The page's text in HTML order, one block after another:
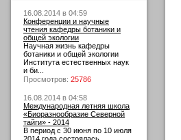
16.08.2014 в 04:59
Конференции и научные
чтения кафедры ботаники и
общей экологии
Научная жизнь кафедры
ботаники и общей экологии
Института естественных наук
и би...
Просмотров: 25786
16.08.2014 в 04:58
Международная летняя школа
«Биоразнообразие Северной
тайги» - 2014
В период с 30 июня по 10 июля